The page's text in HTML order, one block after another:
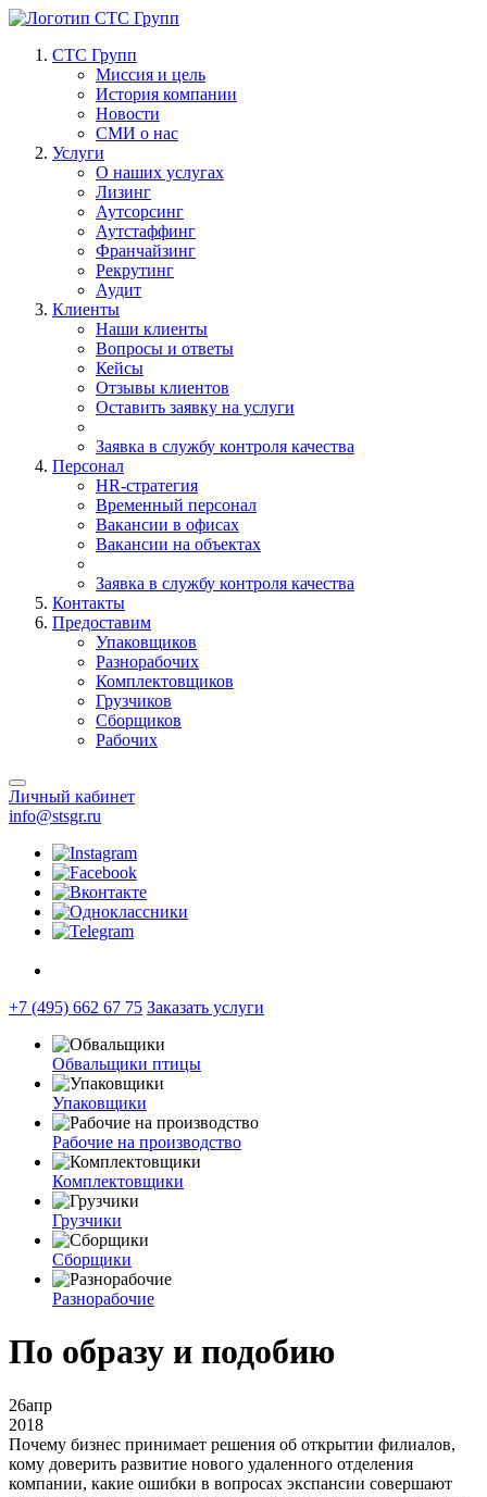
СТС Групп
Миссия и цель
История компании
Новости
СМИ о нас
Услуги
О наших услугах
Лизинг
Аутсорсинг
Аутстаффинг
Франчайзинг
Рекрутинг
Аудит
Клиенты
Наши клиенты
Вопросы и ответы
Кейсы
Отзывы клиентов
Оставить заявку на услуги
Заявка в службу контроля качества
Персонал
HR-стратегия
Временный персонал
Вакансии в офисах
Вакансии на объектах
Заявка в службу контроля качества
Контакты
Предоставим
Упаковщиков
Разнорабочих
Комплектовщиков
Грузчиков
Сборщиков
Рабочих
Личный кабинет
info@stsgr.ru
+7 (495) 662 67 75 Заказать услуги
Обвальщики птицы
Упаковщики
Рабочие на производство
Комплектовщики
Грузчики
Сборщики
Разнорабочие
По образу и подобию
26апр
2018
Почему бизнес принимает решения об открытии филиалов,
кому доверить развитие нового удаленного отделения
компании, какие ошибки в вопросах экспансии совершают